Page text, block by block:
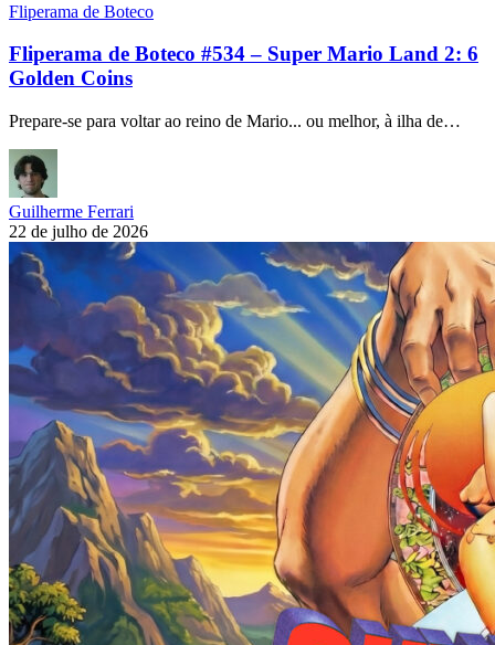
Fliperama de Boteco
Fliperama de Boteco #534 – Super Mario Land 2: 6
Golden Coins
Prepare-se para voltar ao reino de Mario... ou melhor, à ilha de…
Guilherme Ferrari
22 de julho de 2026